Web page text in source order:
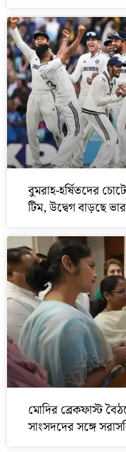
বুমরাহ-হর্ষিতদের
টিম, উদ্বেগ বাড়ছে
মোদির ব্রেকফাস্ট
সাংসদদের সঙ্গে